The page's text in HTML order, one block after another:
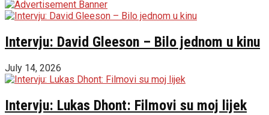
Intervju: David Gleeson – Bilo jednom u kinu
July 14, 2026
Intervju: Lukas Dhont: Filmovi su moj lijek